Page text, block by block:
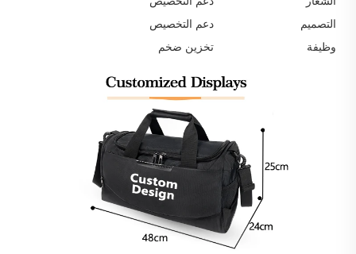
التصميم
دعم التخصيص
وظيفة
تخزين ضخم